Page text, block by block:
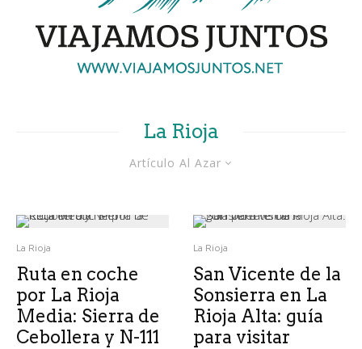
La Rioja
Artículo Al Azar
La Rioja
Ruta en coche
por La Rioja
Media: Sierra de
Cebollera y N-111
La Rioja
San Vicente de la
Sonsierra en La
Rioja Alta: guía
para visitar